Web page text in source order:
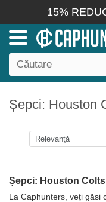
15%
Șepci: Houston
Șepci: Houston Colts
La Caphunters, veți găsi